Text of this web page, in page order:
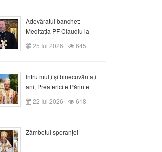
Adevăratul banchet:
Meditația PF Claudiu la
Duminica a VIII-a după
Rusalii
25 Iul 2026 645
Întru mulți și binecuvântați
ani, Preafericite Părinte
Claudiu!
22 Iul 2026 618
Zâmbetul speranței